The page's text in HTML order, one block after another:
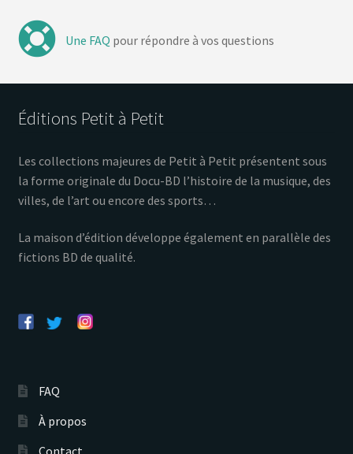
Une FAQ pour répondre à vos questions
Éditions Petit à Petit
Les collections majeures de Petit à Petit présentent sous
la forme originale du Docu-BD l’histoire de la musique, des
villes, de l’art ou encore des sports…
La maison d’édition développe également en parallèle des
fictions BD de qualité.
FAQ
À propos
Contact